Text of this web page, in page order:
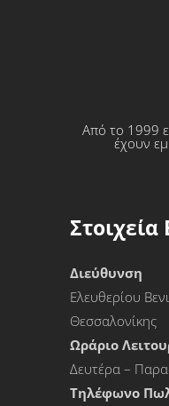
Από το 1999
έχουν
Στοιχεία
Διεύθυνση
Ελευθερίου
Θεσσαλονίκης
Ωράριο
Δευτέρα –
Τηλέφωνο